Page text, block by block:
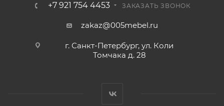
+7 921 754 4453 ЗАКАЗАТЬ ЗВОНОК
zakaz@005mebel.ru
г. Санкт-Петербург, ул. Коли
Томчака д. 28